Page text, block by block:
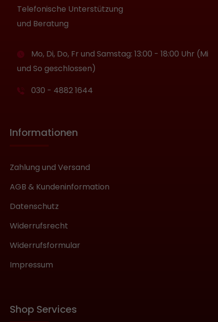
Telefonische Unterstützung
und Beratung
Mo, Di, Do, Fr und Samstag: 13:00 - 18:00 Uhr (Mi
und So geschlossen)
030 - 4882 1644
Informationen
Zahlung und Versand
AGB & Kundeninformation
Datenschutz
Widerrufsrecht
Widerrufsformular
Impressum
Shop Services